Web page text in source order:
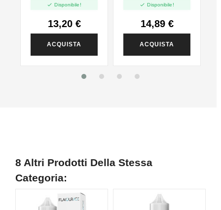
Shot 20 In 60ml
 Disponibile!
13,20 €
ACQUISTA
20ml
 Disponibile!
14,89 €
ACQUISTA
8 Altri Prodotti Della Stessa
Categoria:
NON DISPONIBILE